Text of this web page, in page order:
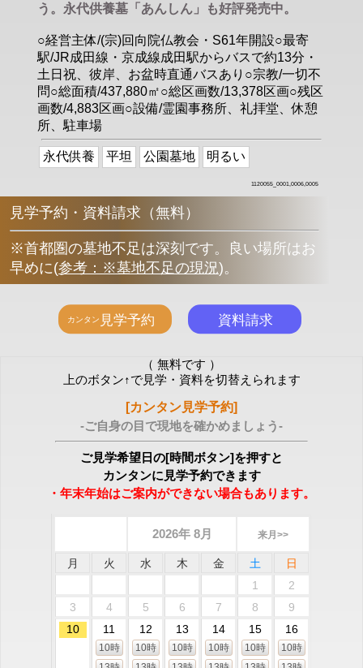
う。永代供養墓「あんしん」も好評発売中。
○経営主体/(宗)回向院仏教会・S61年開設○最寄
駅/JR成田線・京成線成田駅からバスで約13分・
土日祝、彼岸、お盆時直通バスあり○宗教/一切不
問○総面積/437,880㎡○総区画数/13,378区画○残区
画数/4,883区画○設備/霊園事務所、礼拝堂、休憩
所、駐車場
永代供養 平坦 公園墓地 明るい
1120055_0001,0006,0005
見学予約・資料請求（無料）
※首都圏の墓地不足は深刻です。良い場所はお
早めに(参考：※墓地不足の現況)。
（ 無料です ）
上のボタン↑で見学・資料を切替えられます
[カンタン見学予約]
-ご自身の目で現地を確かめましょう-
ご見学希望日の[時間ボタン]を押すと
カンタンに見学予約できます
・年末年始はご案内ができない場合もあります。
2026年 8月 来月>>
月 火 水 木 金 土
日
1
2
3
4 5 6 7 8
9
10
11
10時
12
10時
13
10時
14
10時
15
10時
16
10時